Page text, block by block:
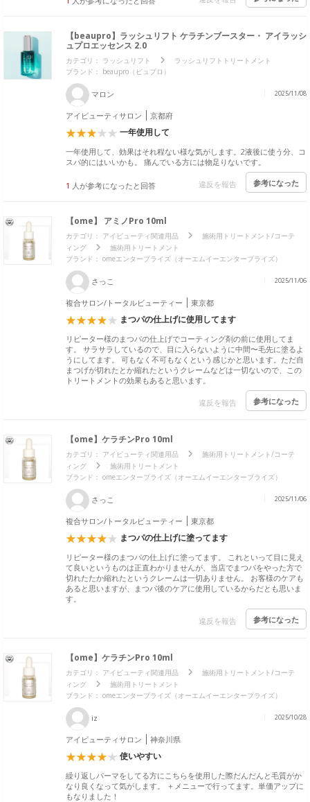
【beaupro】ラッシュリフト ケラチンブースター・ アイラッシ
ュプロエッセンス 2.0
カテゴリ： ラッシュリフト
ラッシュリフトトリートメント
ブランド： beaupro（ビュプロ）
マロン 2025/11/08
アイビューティサロン 京都府
一年使用して
一年使用して、効果はそれ程ない様な気がします。2液後に使う分、コ
スパ的にはいいかも。 痛んでいる方には物足りないです。
1 人が参考になったと回答 違反を報告 参考になった
【ome】 アミノPro 10ml
カテゴリ： アイビューティ関連用品
施術用トリートメント/コーテ
ィング
施術用トリートメント
ブランド： omeエンタープライズ（オーエムイーエンタープライズ）
さっこ 2025/11/06
複合サロン/トータルビューティー 東京都
まつパの仕上げに使用してます
リピーター様のまつパの仕上げでコーティング剤の前に使用してま
す。 サラサラしているので、目に入らないように中間〜毛先に塗るよ
うにしてます。 可もなく不可もなくという感じかと思います。ただ自
まつげが切れたとか縮れたというクレームなどは一切ないので、この
トリートメントの効果もあると思います。
違反を報告 参考になった
【ome】ケラチンPro 10ml
カテゴリ： アイビューティ関連用品
施術用トリートメント/コーテ
ィング
施術用トリートメント
ブランド： omeエンタープライズ（オーエムイーエンタープライズ）
さっこ 2025/11/06
複合サロン/トータルビューティー 東京都
まつパの仕上げに塗ってます
リピーター様のまつパの仕上げに塗ってます。 これといって目に見え
て良いというものは正直わかりませんが、当店でまつパをやった方で
切れたたか縮れたというクレームは一切ありません。 お客様のケアも
あると思いますが、まつパ後のケアに使用しているからだとも思いま
す。
違反を報告 参考になった
【ome】ケラチンPro 10ml
カテゴリ： アイビューティ関連用品
施術用トリートメント/コーテ
ィング
施術用トリートメント
ブランド： omeエンタープライズ（オーエムイーエンタープライズ）
iz 2025/10/28
アイビューティサロン 神奈川県
使いやすい
繰り返しパーマをしてる方にこちらを使用した際だんだんと毛質がか
なり良くなって気がします。 ＋メニューで行ってます。単価アップに
もなりました！